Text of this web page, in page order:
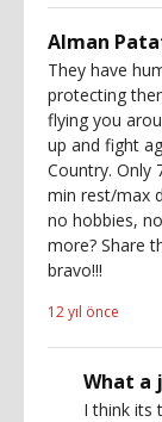
Alman
They have
protecting
flying you
up and fight
Country. Only
min rest/max
no hobbies,
more? Share
bravo!!!
12 yıl önce
What a
I think its